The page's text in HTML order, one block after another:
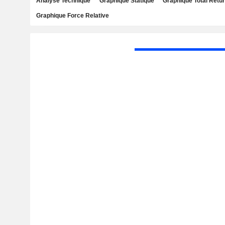
Graphique Force Relative